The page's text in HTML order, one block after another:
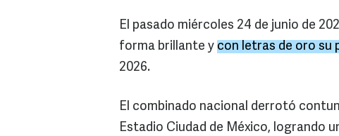
El pasado miércoles 24 de junio de
forma brillante y con letras de oro su
2026.
El combinado nacional derrotó
Estadio Ciudad de México, logrando